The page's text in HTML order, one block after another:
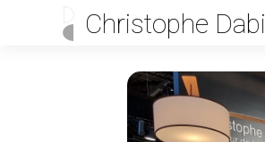
Christophe Dabi